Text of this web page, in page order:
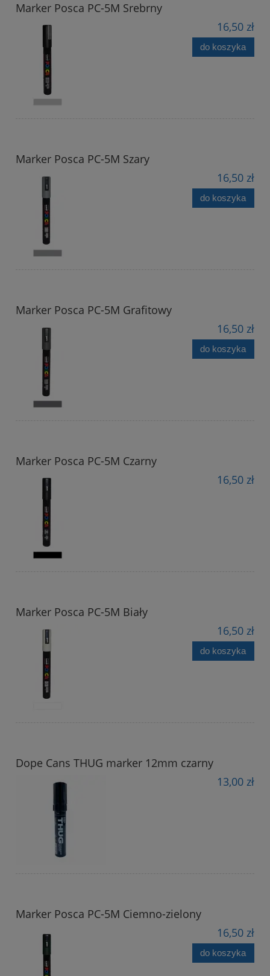
Marker Posca PC-5M Srebrny
16,50 zł
do koszyka
Marker Posca PC-5M Szary
16,50 zł
do koszyka
Marker Posca PC-5M Grafitowy
16,50 zł
do koszyka
Marker Posca PC-5M Czarny
16,50 zł
Marker Posca PC-5M Biały
16,50 zł
do koszyka
Dope Cans THUG marker 12mm czarny
13,00 zł
Marker Posca PC-5M Ciemno-zielony
16,50 zł
do koszyka